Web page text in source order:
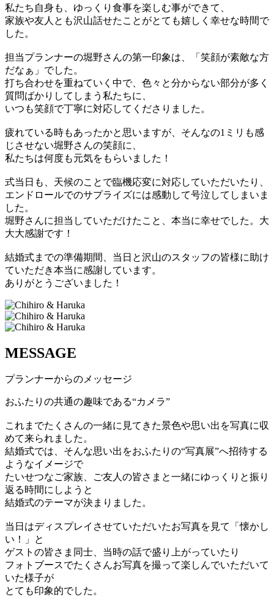
私たち自身も、ゆっくり食事を楽しむ事ができて、
家族や友人とも沢山話せたことがとても嬉しく幸せな時間で
した。
担当プランナーの堀野さんの第一印象は、「笑顔が素敵な方
だなぁ」でした。
打ち合わせを重ねていく中で、色々と分からない部分が多く
質問ばかりしてしまう私たちに、
いつも笑顔で丁寧に対応してくださりました。
疲れている時もあったかと思いますが、そんなの1ミリも感
じさせない堀野さんの笑顔に、
私たちは何度も元気をもらいました！
式当日も、天候のことで臨機応変に対応していただいたり、
エンドロールでのサプライズには感動して号泣してしまいま
した。
堀野さんに担当していただけたこと、本当に幸せでした。大
大大感謝です！
結婚式までの準備期間、当日と沢山のスタッフの皆様に助け
ていただき本当に感謝しています。
ありがとうございました！
MESSAGE
プランナーからのメッセージ
おふたりの共通の趣味である“カメラ”
これまでたくさんの一緒に見てきた景色や思い出を写真に収
めて来られました。
結婚式では、そんな思い出をおふたりの“写真展”へ招待する
ようなイメージで
たいせつなご家族、ご友人の皆さまと一緒にゆっくりと振り
返る時間にしようと
結婚式のテーマが決まりました。
当日はディスプレイさせていただいたお写真を見て「懐かし
い！」と
ゲストの皆さま同士、当時の話で盛り上がっていたり
フォトブースでたくさんお写真を撮って楽しんでいただいて
いた様子が
とても印象的でした。